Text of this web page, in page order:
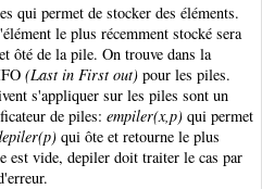
qui permet de stocker des éléments.
le plus récemment stocké sera
ôté de la pile. On trouve dans la
(Last in First out) pour les piles.
s'appliquer sur les piles sont un
de piles: empiler(x,p) qui permet
qui ôte et retourne le plus
est vide, depiler doit traiter le cas par